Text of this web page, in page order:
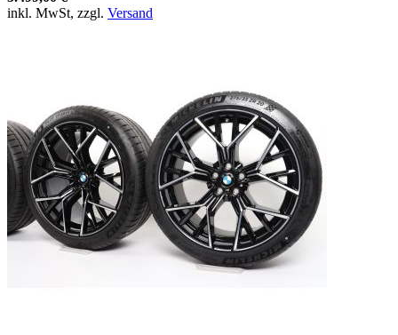
inkl. MwSt, zzgl. Versand